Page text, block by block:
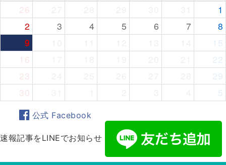
26
1
2
3 4 5 6 7
8
9
15
16
22
23
29
30
5
公式 Facebook
速報記事をLINEでお知らせ